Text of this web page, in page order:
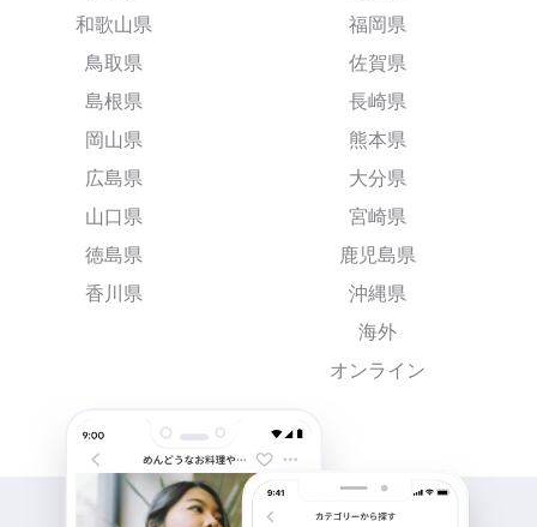
和歌山県
鳥取県
島根県
岡山県
広島県
山口県
徳島県
香川県
福岡県
佐賀県
長崎県
熊本県
大分県
宮崎県
鹿児島県
沖縄県
海外
オンライン